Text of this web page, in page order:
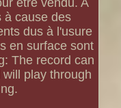
être vendu. A
à cause des
dus à l'usure
en surface sont
The record can
play through